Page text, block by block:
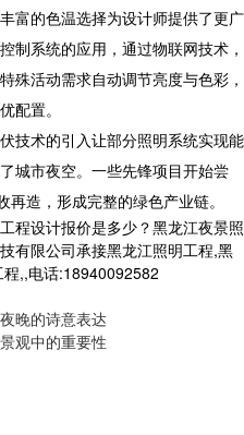
富的色温选择为设计师提供了更广
制系统的应用，通过物联网技术，
殊活动需求自动调节亮度与色彩，
配置。
技术的引入让部分照明系统实现能
城市夜空。一些先锋项目开始尝
造，形成完整的绿色产业链。
程设计报价是多少？黑龙江夜景照
有限公司承接黑龙江照明工程,黑
,,电话:18940092582
晚的诗意表达
观中的重要性